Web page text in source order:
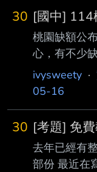
聘3年 2025/
年陷入代理
校招聘高達
萬安批評，
3年，地方
30 [國中] 114
桃園缺額公
心，有不少
ivysweety ·
05-16
30 [考題] 免
去年已經有
部份 最近在